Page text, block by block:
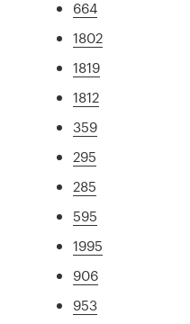
664
1802
1819
1812
359
295
285
595
1995
906
953